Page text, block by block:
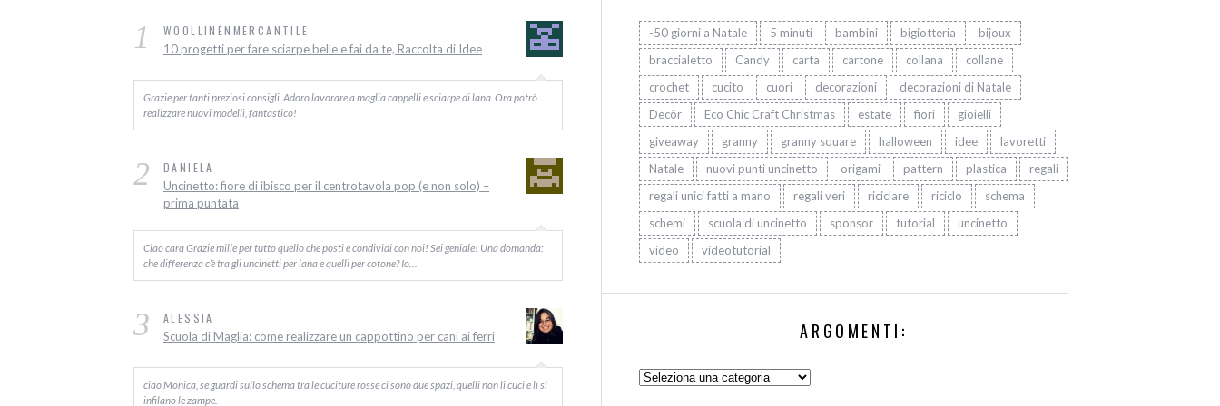
1 WOOLLINENMERCANTILE
10 progetti per fare sciarpe belle e fai da te, Raccolta di Idee
Grazie per tanti preziosi consigli. Adoro lavorare a maglia cappelli e sciarpe di lana. Ora potrò
realizzare nuovi modelli, fantastico!
2 DANIELA
Uncinetto: fiore di ibisco per il centrotavola pop (e non solo) –
prima puntata
Ciao cara Grazie mille per tutto quello che posti e condividi con noi! Sei geniale! Una domanda:
che differenza c’è tra gli uncinetti per lana e quelli per cotone? Io…
3 ALESSIA
Scuola di Maglia: come realizzare un cappottino per cani ai ferri
ciao Monica, se guardi sullo schema tra le cuciture rosse ci sono due spazi, quelli non li cuci e lì si
infilano le zampe.
-50 giorni a Natale 5 minuti bambini bigiotteria
bijoux
braccialetto
Candy carta cartone collana
collane
crochet
cucito cuori decorazioni
decorazioni di Natale
Decòr
Eco Chic Craft Christmas estate fiori
gioielli
giveaway
granny granny square halloween idee
lavoretti
Natale
nuovi punti uncinetto origami pattern plastica
regali
regali unici fatti a mano
regali veri riciclare riciclo
schema
schemi
scuola di uncinetto sponsor tutorial
uncinetto
video
videotutorial
ARGOMENTI:
Argomenti: